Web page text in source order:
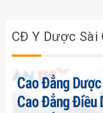
CĐ Y Dược Sài